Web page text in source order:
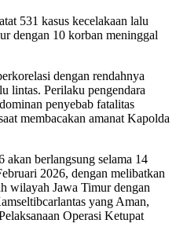
531 kasus kecelakaan lalu
dengan 10 korban meninggal
dengan rendahnya
lintas. Perilaku pengendara
penyebab fatalitas
membacakan amanat Kapolda
akan berlangsung selama 14
2026, dengan melibatkan
wilayah Jawa Timur dengan
yang Aman,
Operasi Ketupat